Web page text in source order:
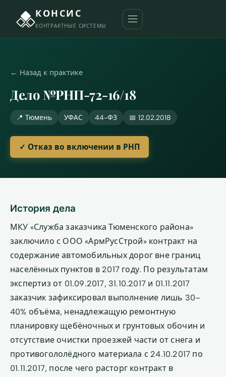
КОНСИС
КОНТРАКТНЫЕ СИСТЕМЫ
← Назад к практике
Дело №РНП-72-16/18
📍 Тюмень УФАС 44-ФЗ 📅 12.02.2018
✓ Отказ во включении в РНП
История дела
МКУ «Служба заказчика Тюменского района»
заключило с ООО «АрмРусСтрой» контракт на
содержание автомобильных дорог вне границ
населённых пунктов в 2017 году. По результатам
экспертиз от 01.09.2017, 31.10.2017 и 01.11.2017
заказчик зафиксировал выполнение лишь 30–
40% объёма, ненадлежащую ремонтную
планировку щебёночных и грунтовых обочин и
отсутствие очистки проезжей части от снега и
противогололёдного материала с 24.10.2017 по
01.11.2017, после чего расторг контракт в